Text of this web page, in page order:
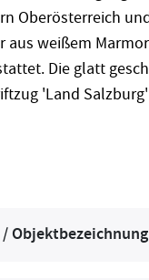
Oberösterreich
aus weißem
Die glatt
'Land
Objektbezeichnung